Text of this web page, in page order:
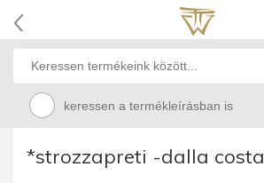
keressen a termékleírásban is
*strozzapreti -dalla costa